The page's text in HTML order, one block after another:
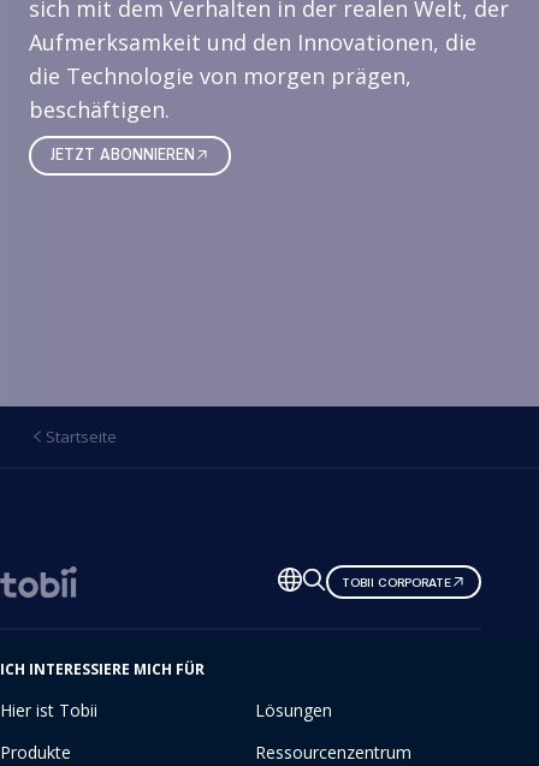
sich mit dem Verhalten in der realen Welt, der
Aufmerksamkeit und den Innovationen, die
die Technologie von morgen prägen,
beschäftigen.
JETZT ABONNIEREN
Startseite
Sprache
ändern
TOBII CORPORATE
ICH INTERESSIERE MICH FÜR
Hier ist Tobii
Lösungen
Produkte
Ressourcenzentrum